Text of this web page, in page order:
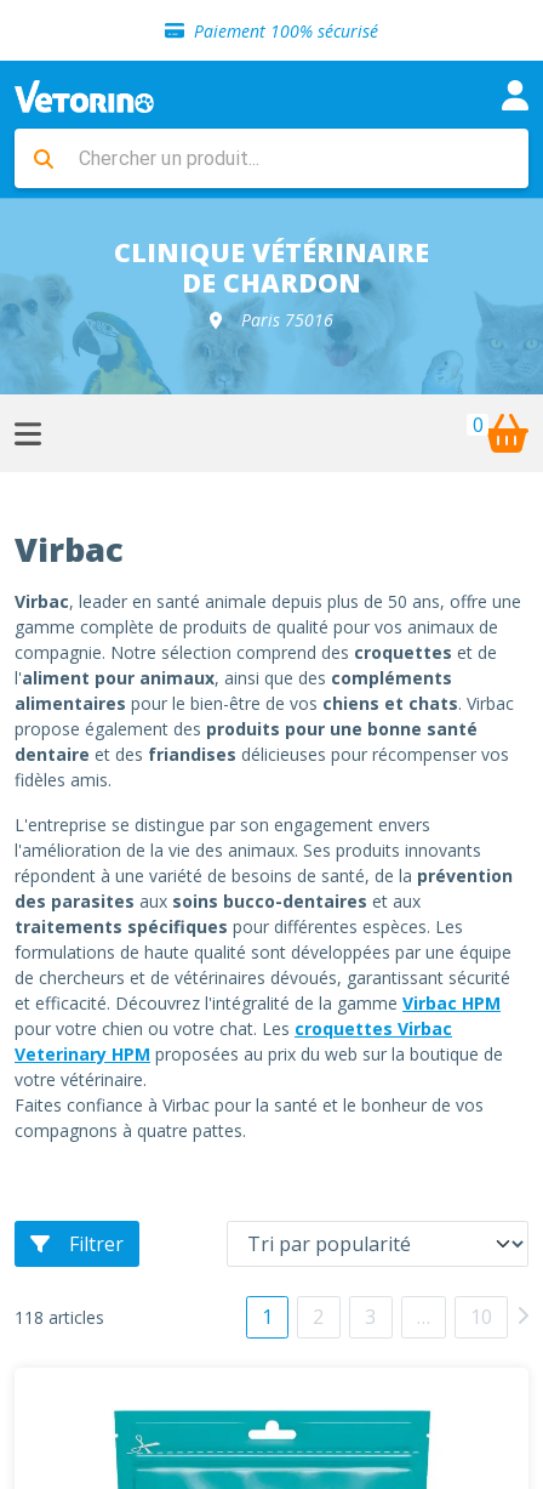
Paiement 100% sécurisé
Livraison gratuite en clinique vétérinaire
Sélection de croquettes vétérinaire
Livraison gratuite en clinique vétérinaire
Retour gratuit en clinique
CLINIQUE VÉTÉRINAIRE
DE CHARDON
Paris 75016
0
Virbac
Virbac, leader en santé animale depuis plus de 50 ans, offre une
gamme complète de produits de qualité pour vos animaux de
compagnie. Notre sélection comprend des croquettes et de
l'aliment pour animaux, ainsi que des compléments
alimentaires pour le bien-être de vos chiens et chats. Virbac
propose également des produits pour une bonne santé
dentaire et des friandises délicieuses pour récompenser vos
fidèles amis.
L'entreprise se distingue par son engagement envers
l'amélioration de la vie des animaux. Ses produits innovants
répondent à une variété de besoins de santé, de la prévention
des parasites aux soins bucco-dentaires et aux
traitements spécifiques pour différentes espèces. Les
formulations de haute qualité sont développées par une équipe
de chercheurs et de vétérinaires dévoués, garantissant sécurité
et efficacité. Découvrez l'intégralité de la gamme Virbac HPM
pour votre chien ou votre chat. Les croquettes Virbac
Veterinary HPM proposées au prix du web sur la boutique de
votre vétérinaire.
Faites confiance à Virbac pour la santé et le bonheur de vos
compagnons à quatre pattes.
Filtrer
118 articles 1 2 3 … 10